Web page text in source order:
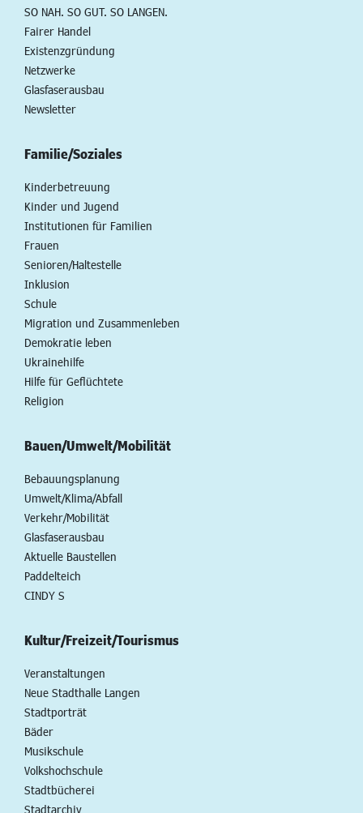
SO NAH. SO GUT. SO LANGEN.
Fairer Handel
Existenzgründung
Netzwerke
Glasfaserausbau
Newsletter
Familie/Soziales
Kinderbetreuung
Kinder und Jugend
Institutionen für Familien
Frauen
Senioren/Haltestelle
Inklusion
Schule
Migration und Zusammenleben
Demokratie leben
Ukrainehilfe
Hilfe für Geflüchtete
Religion
Bauen/Umwelt/Mobilität
Bebauungsplanung
Umwelt/Klima/Abfall
Verkehr/Mobilität
Glasfaserausbau
Aktuelle Baustellen
Paddelteich
CINDY S
Kultur/Freizeit/Tourismus
Veranstaltungen
Neue Stadthalle Langen
Stadtporträt
Bäder
Musikschule
Volkshochschule
Stadtbücherei
Stadtarchiv